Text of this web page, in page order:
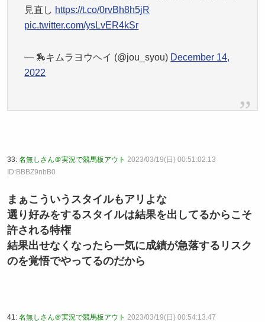
見直し https://t.co/0rvBh8h5jR
pic.twitter.com/ysLvER4kSr
— 🏇キムラヨウヘイ (@jou_syou) December 14,
2022
33: 名無しさん＠実況で競馬板アウト 2023/03/19(日) 00:51:02.13
ID:BBBZ9nbB0
まぁこういうスタイルもアリよな
選り好みをするスタイルは結果を出してるからこそ
許される特権
結果出せなくなったら一気に成績が急落するリスク
のを覚悟でやってるのだから
41: 名無しさん＠実況で競馬板アウト 2023/03/19(日) 00:54:13.47